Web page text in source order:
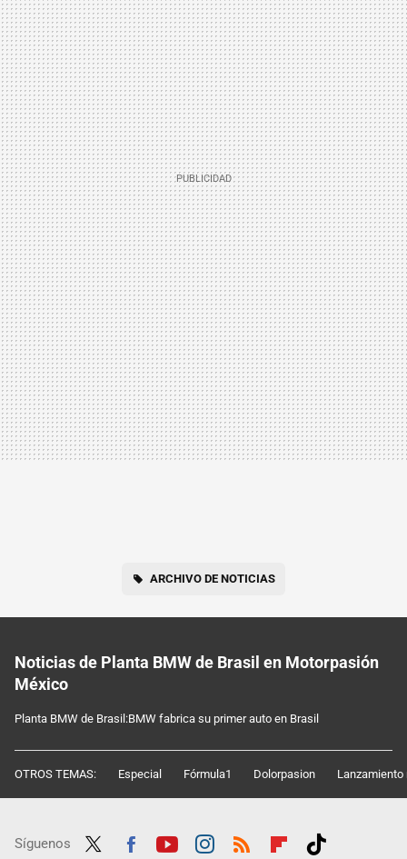
ARCHIVO DE NOTICIAS
Noticias de Planta BMW de Brasil en Motorpasión
México
Planta BMW de Brasil:BMW fabrica su primer auto en Brasil
OTROS TEMAS: Especial Fórmula1 Dolorpasion Lanzamiento
Síguenos